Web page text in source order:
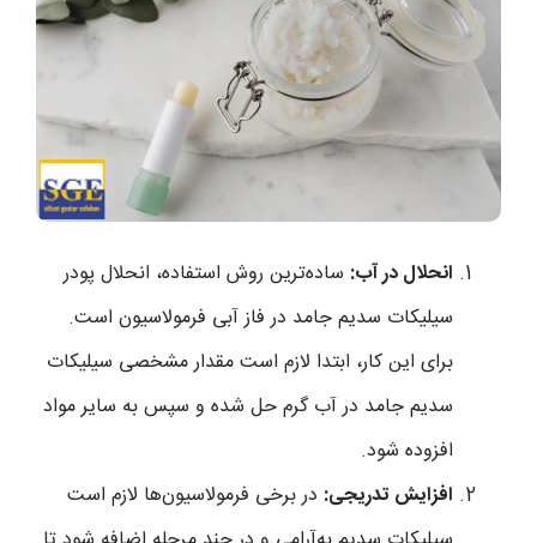
انحلال در آب: ساده‌ترین روش استفاده، انحلال پودر
سیلیکات سدیم جامد در فاز آبی فرمولاسیون است.
برای این کار، ابتدا لازم است مقدار مشخصی سیلیکات
سدیم جامد در آب گرم حل شده و سپس به سایر مواد
افزوده شود.
افزایش تدریجی: در برخی فرمولاسیون‌ها لازم است